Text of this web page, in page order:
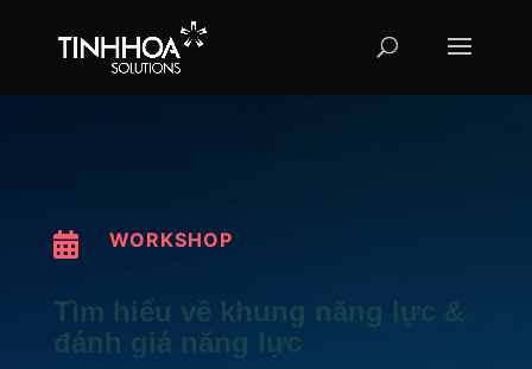
 WORKSHOP
Tìm hiểu về khung năng lực &
đánh giá năng lực